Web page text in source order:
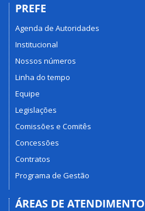
PREFE
Agenda de Autoridades
Institucional
Nossos números
Linha do tempo
Equipe
Legislações
Comissões e Comitês
Concessões
Contratos
Programa de Gestão
ÁREAS DE ATENDIMENTO